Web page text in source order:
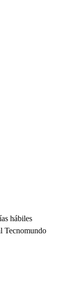
hábiles
Tecnomundo